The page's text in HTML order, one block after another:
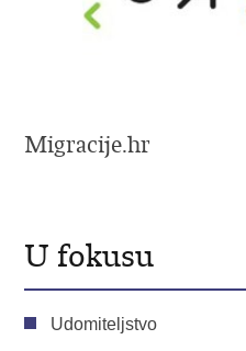
Migracije.hr
U fokusu
Udomiteljstvo